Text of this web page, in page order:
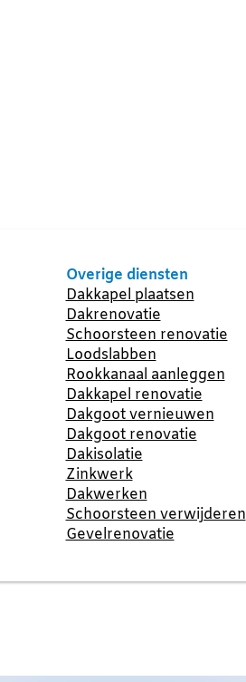
Overige diensten
Dakkapel plaatsen
Dakrenovatie
Schoorsteen renovatie
Loodslabben
Rookkanaal aanleggen
Dakkapel renovatie
Dakgoot vernieuwen
Dakgoot renovatie
Dakisolatie
Zinkwerk
Dakwerken
Schoorsteen verwijderen
Gevelrenovatie